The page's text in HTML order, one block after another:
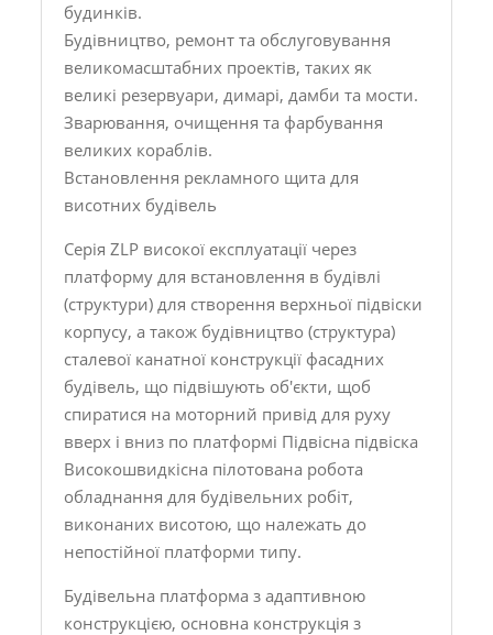
будинків.
Будівництво, ремонт та обслуговування
великомасштабних проектів, таких як
великі резервуари, димарі, дамби та мости.
Зварювання, очищення та фарбування
великих кораблів.
Встановлення рекламного щита для
висотних будівель
Серія ZLP високої експлуатації через
платформу для встановлення в будівлі
(структури) для створення верхньої підвіски
корпусу, а також будівництво (структура)
сталевої канатної конструкції фасадних
будівель, що підвішують об'єкти, щоб
спиратися на моторний привід для руху
вверх і вниз по платформі Підвісна підвіска
Високошвидкісна пілотована робота
обладнання для будівельних робіт,
виконаних висотою, що належать до
непостійної платформи типу.
Будівельна платформа з адаптивною
конструкцією, основна конструкція з